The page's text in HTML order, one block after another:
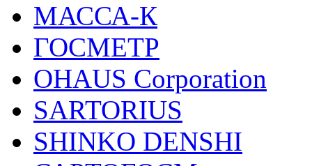
МАССА-К
ГОСМЕТР
OHAUS Corporation
SARTORIUS
SHINKO DENSHI